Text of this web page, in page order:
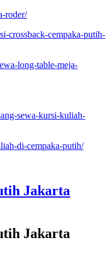
roder/
crossback-cempaka-putih-
long-table-meja-
sewa-kursi-kuliah-
di-cempaka-putih/
Jakarta
Jakarta